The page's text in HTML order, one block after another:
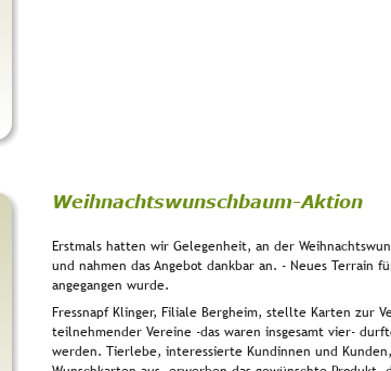
Weihnachtswunschbaum-Aktion
Erstmals hatten wir Gelegenheit, an der
und nahmen das Angebot dankbar an. - Neues Terrain
angegangen wurde.
Fressnapf Klinger, Filiale Bergheim, stellte Karten zur
teilnehmender Vereine -das waren insgesamt vier-
werden. Tierlebe, interessierte Kundinnen und